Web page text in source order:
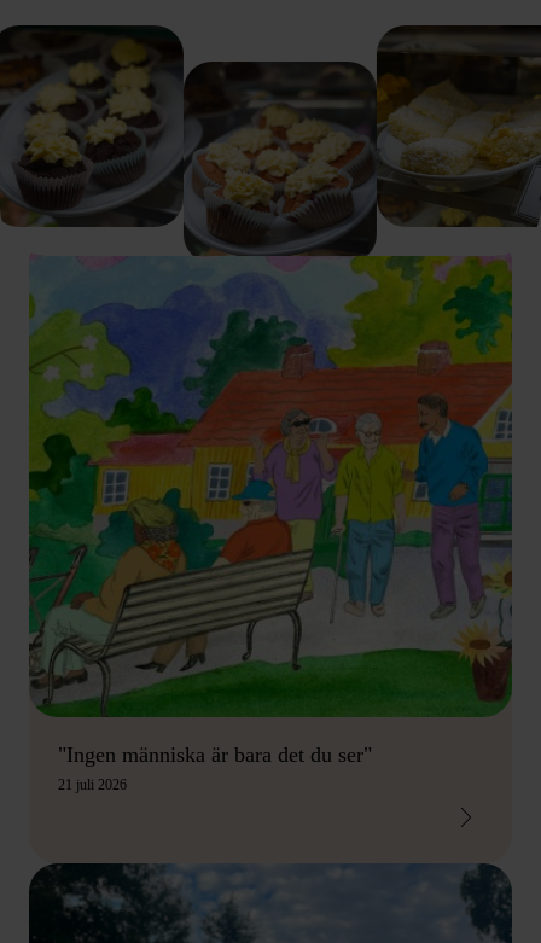
NYHETER
"Ingen människa är bara det du ser"
21 juli 2026